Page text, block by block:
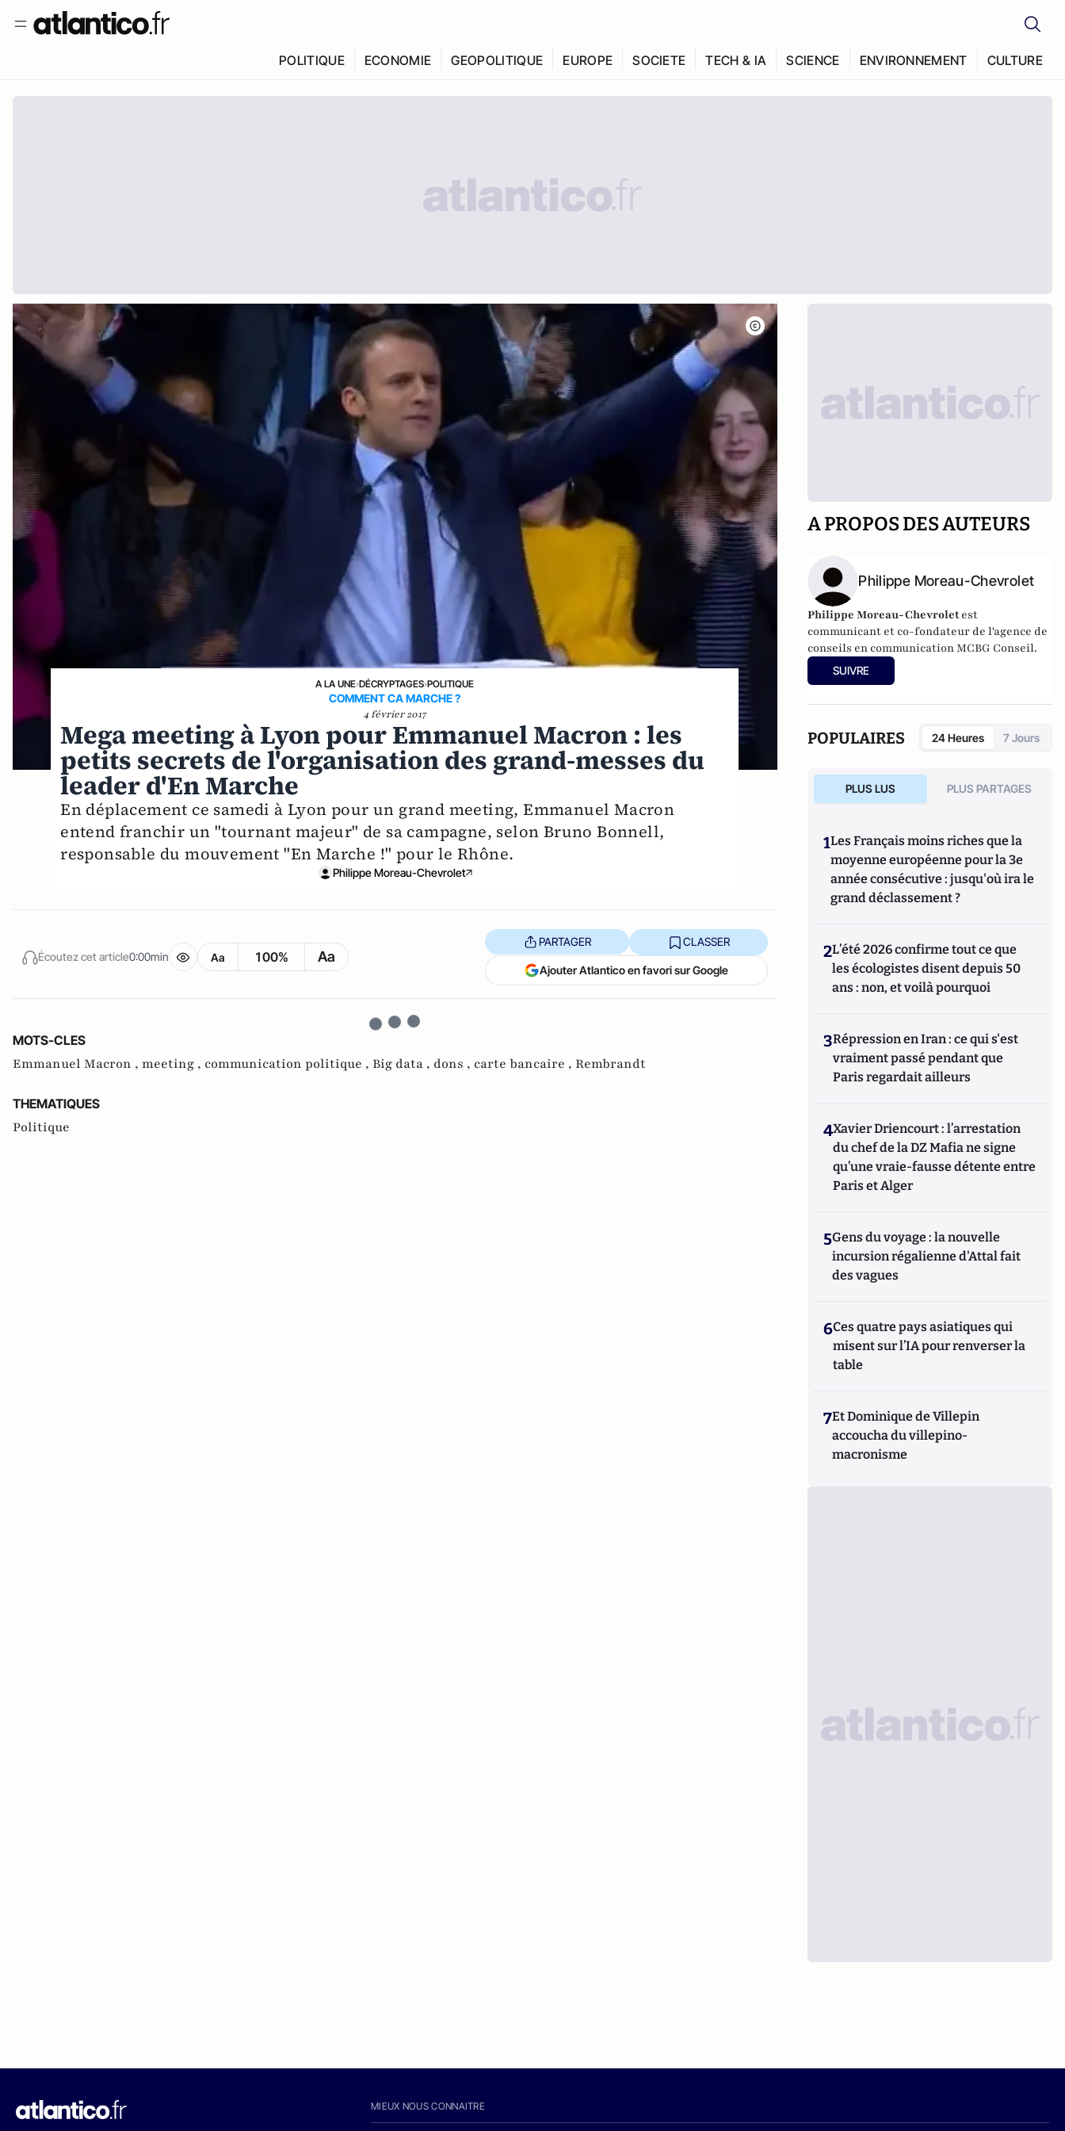
POLITIQUE ECONOMIE GEOPOLITIQUE EUROPE SOCIETE TECH & IA SCIENCE ENVIRONNEMENT CULTURE
A LA UNE›DÉCRYPTAGES›POLITIQUE
COMMENT CA MARCHE ?
4 février 2017
Mega meeting à Lyon pour Emmanuel Macron : les
petits secrets de l'organisation des grand-messes du
leader d'En Marche
En déplacement ce samedi à Lyon pour un grand meeting, Emmanuel Macron
entend franchir un "tournant majeur" de sa campagne, selon Bruno Bonnell,
responsable du mouvement "En Marche !" pour le Rhône.
Philippe Moreau-Chevrolet
Écoutez cet article0:00min Aa 100% Aa
PARTAGER CLASSER
Ajouter Atlantico en favori sur Google
MOTS-CLES
Emmanuel Macron , meeting , communication politique , Big data , dons , carte bancaire , Rembrandt
THEMATIQUES
Politique
A PROPOS DES AUTEURS
Philippe Moreau-Chevrolet
Philippe Moreau-Chevroletest
communicant et co-fondateur de l'agence de
conseils en communicationMCBG Conseil.
SUIVRE
POPULAIRES 24 Heures 7 Jours
PLUS LUS PLUS PARTAGES
1Les Français moins riches que la
moyenne européenne pour la 3e
année consécutive : jusqu'où ira le
grand déclassement ?
2L’été 2026 confirme tout ce que
les écologistes disent depuis 50
ans : non, et voilà pourquoi
3Répression en Iran : ce qui s'est
vraiment passé pendant que
Paris regardait ailleurs
4Xavier Driencourt : l’arrestation
du chef de la DZ Mafia ne signe
qu’une vraie-fausse détente entre
Paris et Alger
5Gens du voyage : la nouvelle
incursion régalienne d'Attal fait
des vagues
6Ces quatre pays asiatiques qui
misent sur l’IA pour renverser la
table
7Et Dominique de Villepin
accoucha du villepino-
macronisme
MIEUX NOUS CONNAITRE